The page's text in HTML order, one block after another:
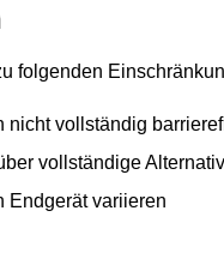
folgenden
vollständig
vollständige
Endgerät variieren